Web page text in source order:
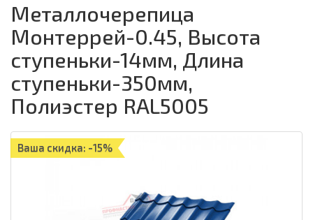
Металлочерепица
Монтеррей-0.45, Высота
ступеньки-14мм, Длина
ступеньки-350мм,
Полиэстер RAL5005
Ваша скидка: -15%